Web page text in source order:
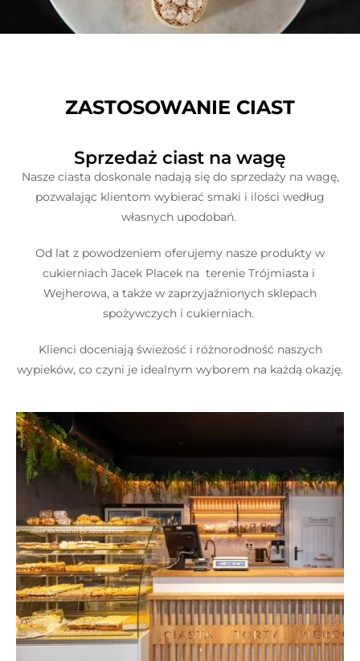
ZASTOSOWANIE CIAST
Sprzedaż ciast na wagę
Nasze ciasta doskonale nadają się do sprzedaży na wagę,
pozwalając klientom wybierać smaki i ilości według
własnych upodobań.
Od lat z powodzeniem oferujemy nasze produkty w
cukierniach Jacek Placek na terenie Trójmiasta i
Wejherowa, a także w zaprzyjaźnionych sklepach
spożywczych i cukierniach.
Klienci doceniają świeżość i różnorodność naszych
wypieków, co czyni je idealnym wyborem na każdą okazję.